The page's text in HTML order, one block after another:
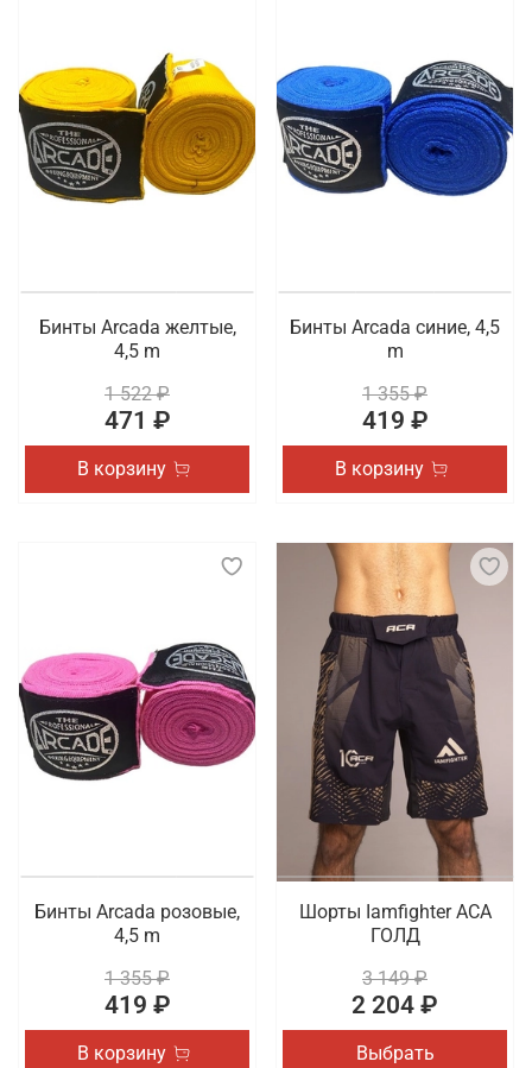
Бинты Arcada желтые,
4,5 m
1 522 ₽
471 ₽
В корзину
Бинты Arcada синие, 4,5
m
1 355 ₽
419 ₽
В корзину
Бинты Arcada розовые,
4,5 m
1 355 ₽
419 ₽
В корзину
Шорты Iamfighter АСА
ГОЛД
3 149 ₽
2 204 ₽
Выбрать